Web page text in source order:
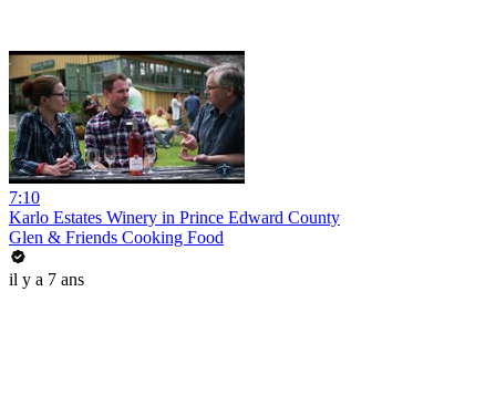
7:10
Karlo Estates Winery in Prince Edward County
Glen & Friends Cooking Food
il y a 7 ans